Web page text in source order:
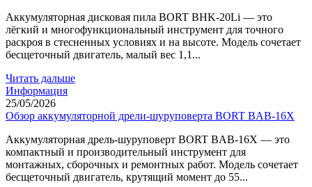
Аккумуляторная дисковая пила BORT BHK-20Li — это
лёгкий и многофункциональный инструмент для точного
раскроя в стесненных условиях и на высоте. Модель сочетает
бесщеточный двигатель, малый вес 1,1...
Читать дальше
Информация
25/05/2026
Обзор аккумуляторной дрели-шуруповерта BORT BAB-16X
Аккумуляторная дрель-шуруповерт BORT BAB-16X — это
компактный и производительный инструмент для
монтажных, сборочных и ремонтных работ. Модель сочетает
бесщеточный двигатель, крутящий момент до 55...